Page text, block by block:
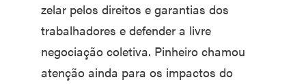
zelar pelos direitos e garantias dos
trabalhadores e defender a livre
negociação coletiva. Pinheiro chamou
atenção ainda para os impactos do